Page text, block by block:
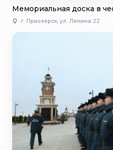
Мемориальная доска в
г. Приозерск, ул. Ленина 22